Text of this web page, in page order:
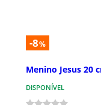
-8%
Menino Jesus 20
DISPONÍVEL